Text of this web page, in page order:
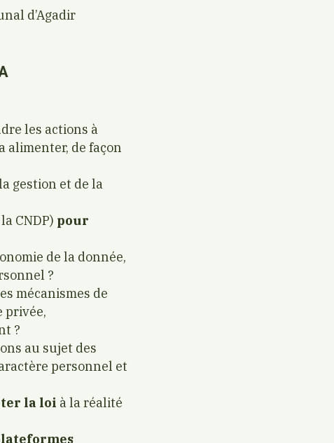
d’Agadir
les actions à
alimenter, de façon
gestion et de la
CNDP) pour
de la donnée,
?
mécanismes de
privée,
?
au sujet des
personnel et
la loi à la réalité